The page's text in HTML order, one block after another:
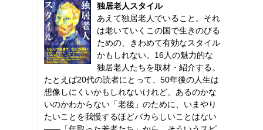
独居老人スタイル
あえて独居老人でいること。それ
は老いていくこの国で生きのびる
ための、きわめて有効なスタイル
かもしれない。16人の魅力的な
独居老人たちを取材・紹介する。
たとえば20代の読者にとって、50年後の人生は
想像しにくいかもしれないけれど、あるのかな
いのかわからない「老後」のために、いまやり
たいことを我慢するほどバカらしいことはない